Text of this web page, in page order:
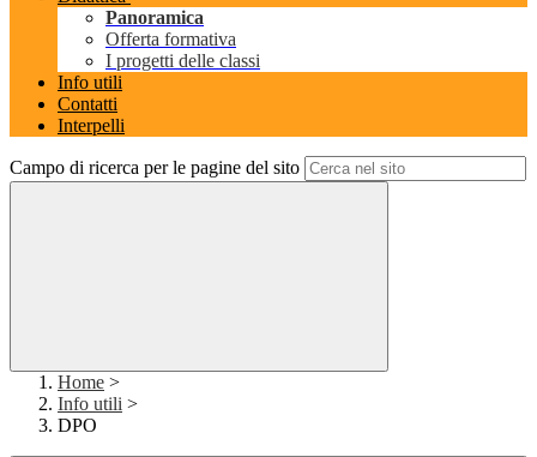
Panoramica
Offerta formativa
I progetti delle classi
Info utili
Contatti
Interpelli
Campo di ricerca per le pagine del sito
Home >
Info utili >
DPO